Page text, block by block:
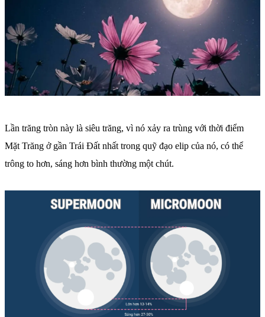
Lần trăng tròn này là siêu trăng, vì nó xảy ra trùng với thời điểm
Mặt Trăng ở gần Trái Đất nhất trong quỹ đạo elip của nó, có thể
trông to hơn, sáng hơn bình thường một chút.